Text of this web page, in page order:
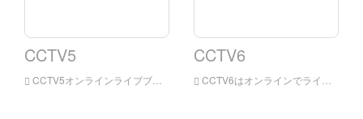
CCTV5
CCTV5オンラインライブブロードキャストにはプラグインがありません。 CCTV5ライブ放送テレビチャンネルは、中国で最も早い、最大のプロのスポーツチャンネルで、世界のトップイベントの多くには独占的な国内報告権があります。
CCTV6
CCTV6はオンラインでライブブロードキャストです。 映画チャネルは、中国と外国の映画と、様々な漫画、アート映画、科学的および教育映画、ドキュメンタリー、特徴映画などを放送しています。